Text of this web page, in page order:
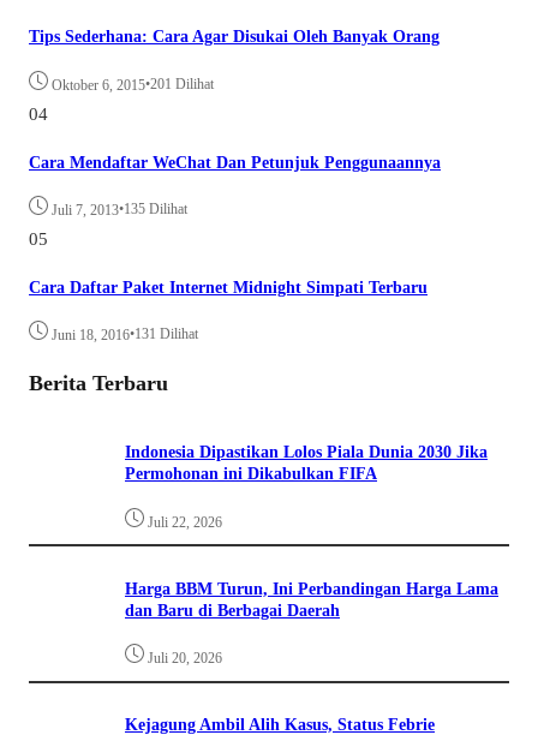
Tips Sederhana: Cara Agar Disukai Oleh Banyak Orang
Oktober 6, 2015•201 Dilihat
04
Cara Mendaftar WeChat Dan Petunjuk Penggunaannya
Juli 7, 2013•135 Dilihat
05
Cara Daftar Paket Internet Midnight Simpati Terbaru
Juni 18, 2016•131 Dilihat
Berita Terbaru
Indonesia Dipastikan Lolos Piala Dunia 2030 Jika
Permohonan ini Dikabulkan FIFA
Juli 22, 2026
Harga BBM Turun, Ini Perbandingan Harga Lama
dan Baru di Berbagai Daerah
Juli 20, 2026
Kejagung Ambil Alih Kasus, Status Febrie